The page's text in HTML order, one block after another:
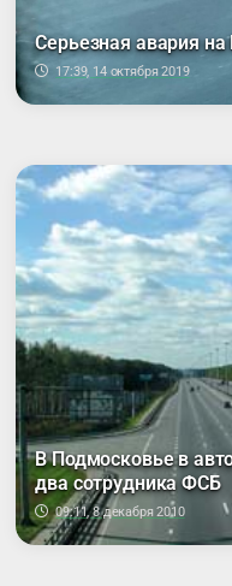
Серьезная авария
17:39, 14 октября 2019
В Подмосковье в
два сотрудника ФСБ
09:11, 8 декабря 2010